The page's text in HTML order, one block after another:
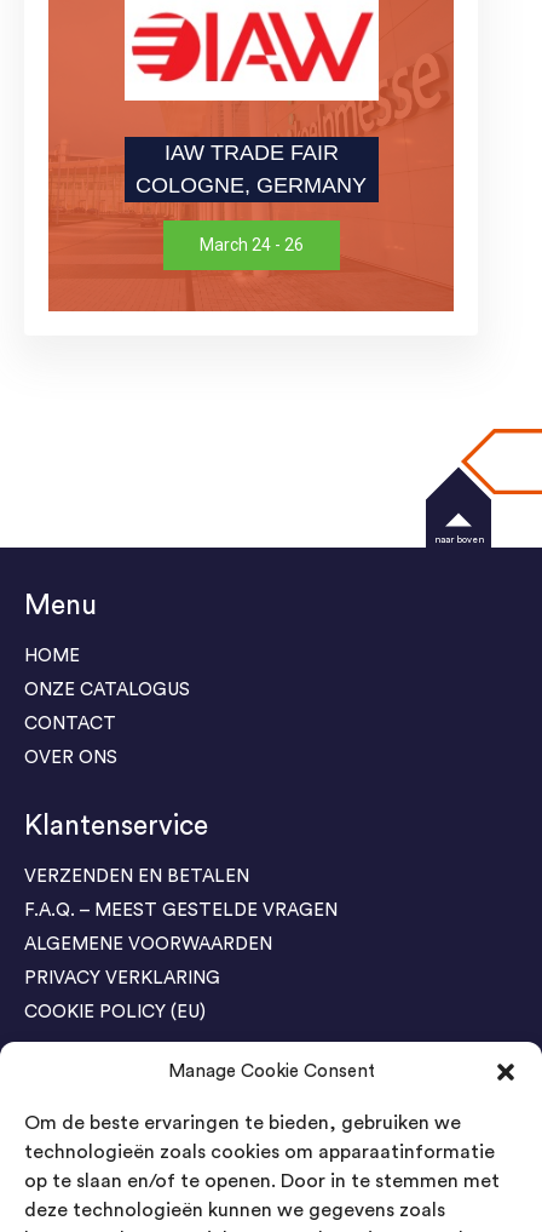
Manage Cookie Consent
Om de beste ervaringen te bieden, gebruiken we
technologieën zoals cookies om apparaatinformatie
op te slaan en/of te openen. Door in te stemmen met
deze technologieën kunnen we gegevens zoals
IAW TRADE FAIR
COLOGNE, GERMANY
March 24 - 26
Menu
HOME
ONZE CATALOGUS
CONTACT
OVER ONS
Klantenservice
VERZENDEN EN BETALEN
F.A.Q. – MEEST GESTELDE VRAGEN
ALGEMENE VOORWAARDEN
PRIVACY VERKLARING
COOKIE POLICY (EU)
Agenda Trade Shows
04-05 November / SVG FAIR Winterswijk
Bestel GRATIS kaarten
24-26 March / IAW Trade Fair - Cologne
Bestel GRATIS kaarten
naar boven